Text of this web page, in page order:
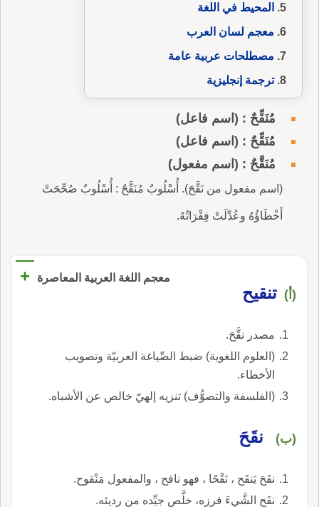
المحيط في اللغة
معجم لسان العرب
مصطلحات عربية عامة
ترجمة إنجليزية
مُنَقِّحٌ : (اسم فاعل)
مُنَقِّحٌ : (اسم فاعل)
مُنَقَّحٌ : (اسم مفعول)
(اسم مفعول من نَقَّحَ). أُسْلُوبٌ مُنَقَّحٌ : أُسْلُوبٌ صُحِّحَتْ
أَخْطَاؤُهُ وعُدِّلَتْ فِقْرَاتُهُ.
معجم اللغة العربية المعاصرة +
(أ) تنقيح
مصدر نقَّحَ.
(العلوم اللغوية) ضبط الصِّياغة العربيّة وتصويب
الأخطاء.
(الفلسفة والتصوُّف) تنزيه إلهيّ خالص عن الأشباه.
(ب) نقَحَ
نقَحَ يَنقَح ، نَقْحًا ، فهو ناقح ، والمفعول مَنْقوح.
نقَح الشَّيءَ فرزه، خلَّص جيِّده من رديئه.